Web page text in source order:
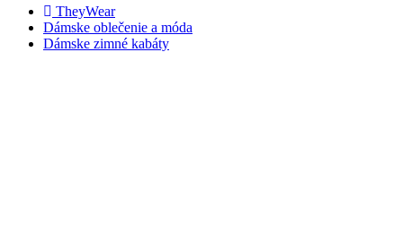
TheyWear
Dámske oblečenie a móda
Dámske zimné kabáty